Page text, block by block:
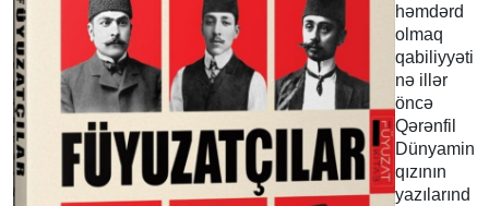
həmdərd
olmaq
qabiliyyəti
nə illər
öncə
Qərənfil
Dünyamin
qızının
yazılarınd